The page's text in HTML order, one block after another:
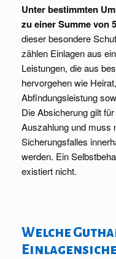
Unter bestimmten
zu einer Summe von
dieser besondere
zählen Einlagen aus
Leistungen, die aus
hervorgehen wie
Abfindungsleistung
Die Absicherung gilt
Auszahlung und muss
Sicherungsfalles
werden. Ein
existiert nicht.
Welche